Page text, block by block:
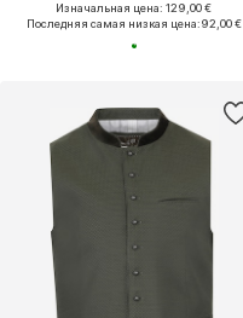
Изначальная цена: 129,00 €
Последняя самая низкая цена:92,00 €